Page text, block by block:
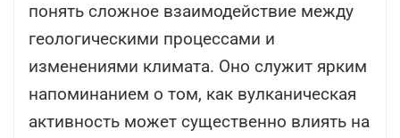
понять сложное взаимодействие между
геологическими процессами и
изменениями климата. Оно служит ярким
напоминанием о том, как вулканическая
активность может существенно влиять на